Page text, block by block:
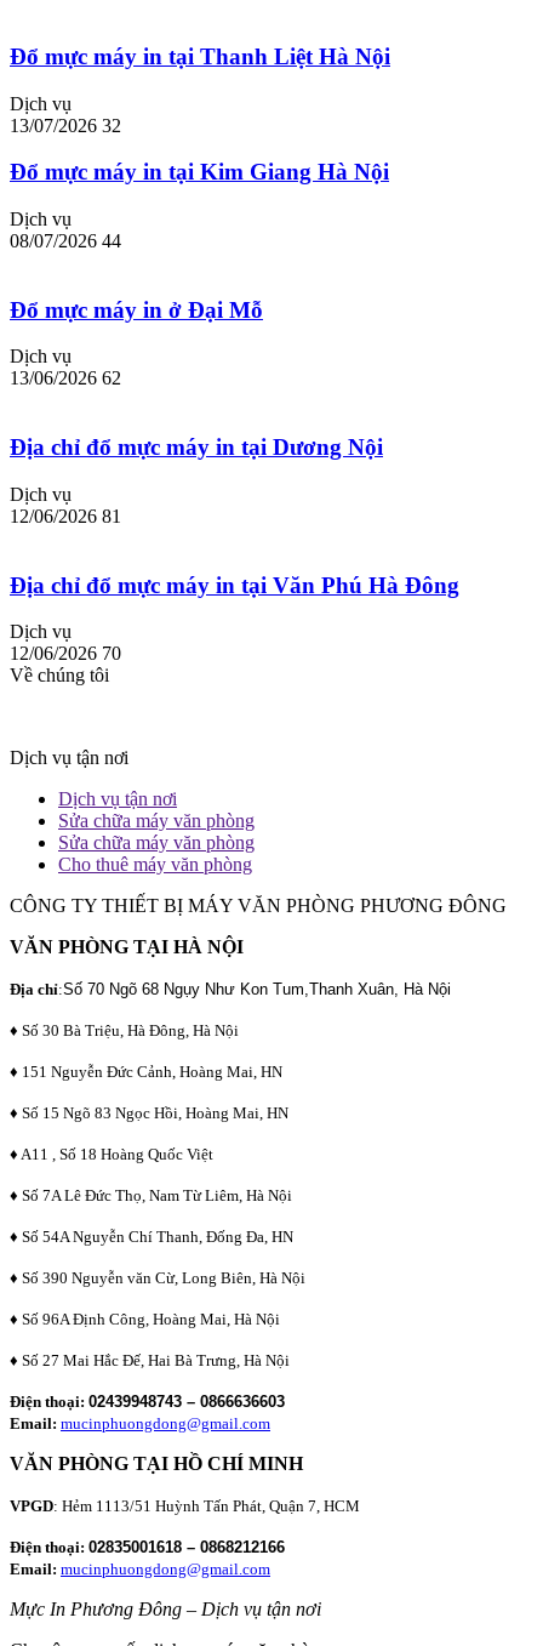
Đổ mực máy in tại Thanh Liệt Hà Nội
Dịch vụ
13/07/2026 32
Đổ mực máy in tại Kim Giang Hà Nội
Dịch vụ
08/07/2026 44
Đổ mực máy in ở Đại Mỗ
Dịch vụ
13/06/2026 62
Địa chỉ đổ mực máy in tại Dương Nội
Dịch vụ
12/06/2026 81
Địa chỉ đổ mực máy in tại Văn Phú Hà Đông
Dịch vụ
12/06/2026 70
Về chúng tôi
Dịch vụ tận nơi
Dịch vụ tận nơi
Sửa chữa máy văn phòng
Sửa chữa máy văn phòng
Cho thuê máy văn phòng
CÔNG TY THIẾT BỊ MÁY VĂN PHÒNG PHƯƠNG ĐÔNG
VĂN PHÒNG TẠI HÀ NỘI
Địa chỉ:Số 70 Ngõ 68 Ngụy Như Kon Tum,Thanh Xuân, Hà Nội
♦ Số 30 Bà Triệu, Hà Đông, Hà Nội
♦ 151 Nguyễn Đức Cảnh, Hoàng Mai, HN
♦ Số 15 Ngõ 83 Ngọc Hồi, Hoàng Mai, HN
♦ A11 , Số 18 Hoàng Quốc Việt
♦ Số 7A Lê Đức Thọ, Nam Từ Liêm, Hà Nội
♦ Số 54A Nguyễn Chí Thanh, Đống Đa, HN
♦ Số 390 Nguyễn văn Cừ, Long Biên, Hà Nội
♦ Số 96A Định Công, Hoàng Mai, Hà Nội
♦ Số 27 Mai Hắc Đế, Hai Bà Trưng, Hà Nội
Điện thoại: 02439948743 – 0866636603
Email: mucinphuongdong@gmail.com
VĂN PHÒNG TẠI HỒ CHÍ MINH
VPGD: Hẻm 1113/51 Huỳnh Tấn Phát, Quận 7, HCM
Điện thoại: 02835001618 – 0868212166
Email: mucinphuongdong@gmail.com
Mực In Phương Đông – Dịch vụ tận nơi